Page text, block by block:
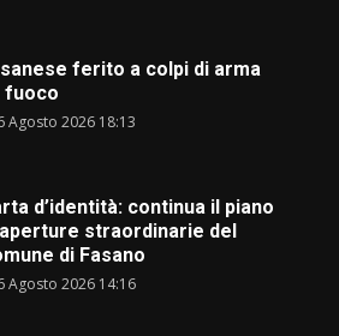
ferito a colpi di arma
fuoco
Agosto 2026 18:13
d’identità: continua il piano
straordinarie del
di Fasano
Agosto 2026 14:16